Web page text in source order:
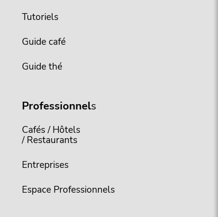
Tutoriels
Guide café
Guide thé
Professionnels
Cafés / Hôtels
/ Restaurants
Entreprises
Espace Professionnels